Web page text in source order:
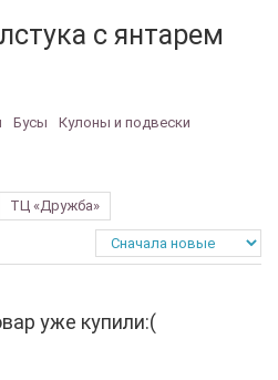
с янтарем
Бусы
Кулоны и подвески
ТЦ «Дружба»
уже купили:(